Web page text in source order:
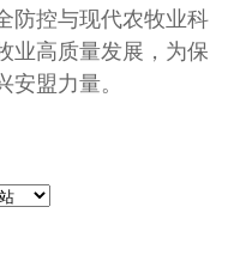
防控与现代农牧业科
业高质量发展，为保
盟力量。